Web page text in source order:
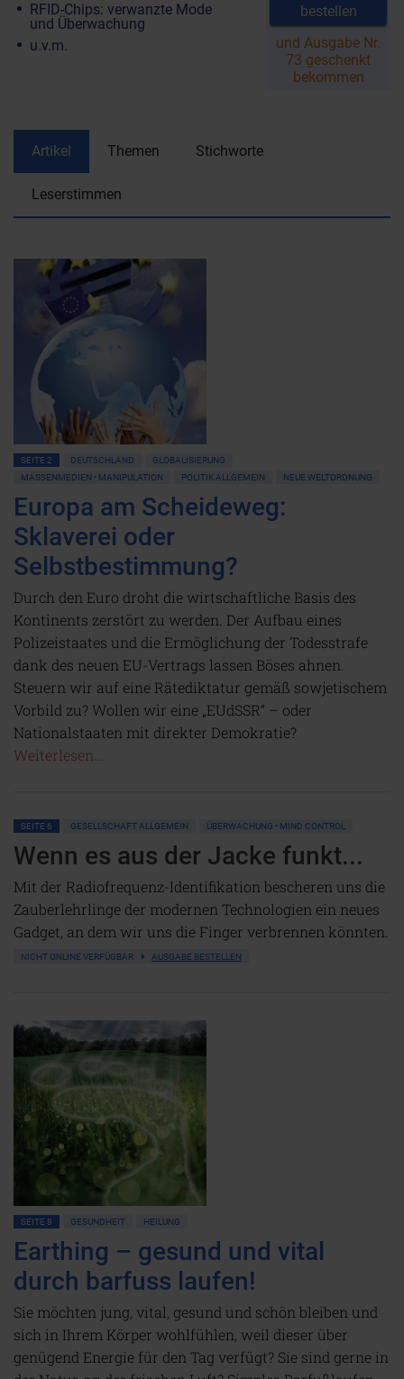
RFID-Chips: verwanzte Mode
und Überwachung
u.v.m.
bestellen
und Ausgabe Nr.
73 geschenkt
bekommen
Artikel Themen Stichworte
Leserstimmen
SEITE 2 DEUTSCHLAND
GLOBALISIERUNG
MASSENMEDIEN • MANIPULATION
POLITIK ALLGEMEIN NEUE WELTORDNUNG
Europa am Scheideweg:
Sklaverei oder
Selbstbestimmung?
Durch den Euro droht die wirtschaftliche Basis des
Kontinents zerstört zu werden. Der Aufbau eines
Polizeistaates und die Ermöglichung der Todesstrafe
dank des neuen EU-Vertrags lassen Böses ahnen.
Steuern wir auf eine Rätediktatur gemäß sowjetischem
Vorbild zu? Wollen wir eine „EUdSSR“ – oder
Nationalstaaten mit direkter Demokratie?
Weiterlesen...
SEITE 6 GESELLSCHAFT ALLGEMEIN ÜBERWACHUNG • MIND CONTROL
Wenn es aus der Jacke funkt...
Mit der Radiofrequenz-Identifikation bescheren uns die
Zauberlehrlinge der modernen Technologien ein neues
Gadget, an dem wir uns die Finger verbrennen könnten.
NICHT ONLINE VERFÜGBAR AUSGABE BESTELLEN
SEITE 8 GESUNDHEIT HEILUNG
Earthing – gesund und vital
durch barfuss laufen!
Sie möchten jung, vital, gesund und schön bleiben und
sich in Ihrem Körper wohlfühlen, weil dieser über
genügend Energie für den Tag verfügt? Sie sind gerne in